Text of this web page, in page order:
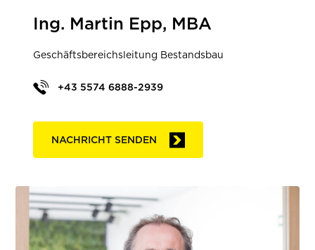
Ing. Martin Epp, MBA
Geschäftsbereichsleitung Bestandsbau
+43 5574 6888-2939
NACHRICHT SENDEN